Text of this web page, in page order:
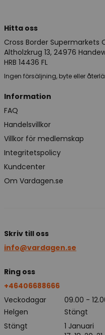
Hitta oss
Cross Border Supermarkets
Altholzkrug 13, 24976
HRB 14436 FL
Ingen försäljning, byte eller
Information
FAQ
Handelsvillkor
Villkor för medlemskap
Integritetspolicy
Kundcenter
Om Vardagen.se
Skriv till oss
info@vardagen.se
Ring oss
+46406688666
Veckodagar
09.00 -
Helgen
Stängt
Stängt
1 Januari